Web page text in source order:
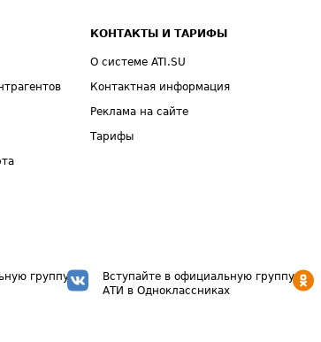
КОНТАКТЫ И ТАРИФЫ
О системе ATI.SU
Контактная информация
Реклама на сайте
Тарифы
группу
Вступайте в официальную группу
АТИ в Одноклассниках